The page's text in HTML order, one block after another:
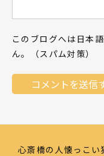
このブログへは日本
ん。（スパム対策）
心斎橋の人懐っこい